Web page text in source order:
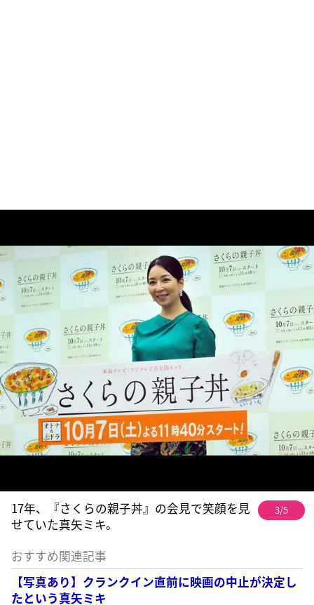
17年、『さくらの親子丼』の会見で笑顔を見
せていた真矢ミキ。
3/5
おすすめ関連記事
【写真あり】クランクイン直前に映画の中止が決定し
たという真矢ミキ